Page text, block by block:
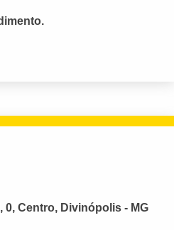
0, Centro, Divinópolis - MG